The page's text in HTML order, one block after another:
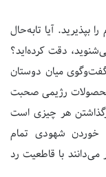
بپذیرید.آیا تا‌به‌حال
دقت کرده‌اید؟
میان دوستان
محصولات رژیمی صحبت
هر چیزی است
خوردن شهودی تمام
با قاطعیت رد